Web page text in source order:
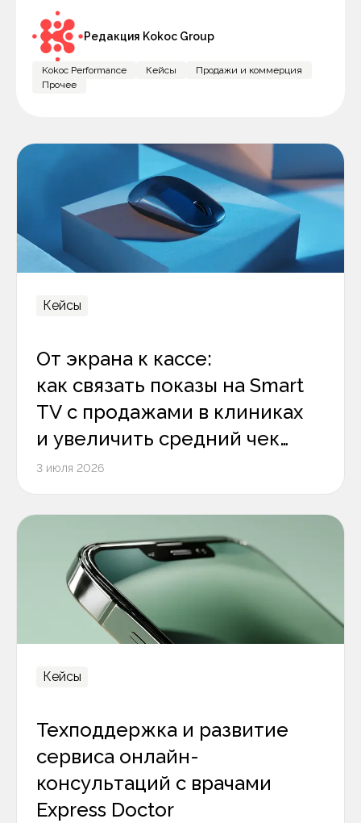
Редакция Kokoc Group
Kokoc Performance Кейсы
Продажи и коммерция
Прочее
Кейсы
От экрана к кассе:
как связать показы на Smart
TV с продажами в клиниках
и увеличить средний чек
на 12%
3 июля 2026
Кейсы
Техподдержка и развитие
сервиса онлайн-
консультаций с врачами
Express Doctor